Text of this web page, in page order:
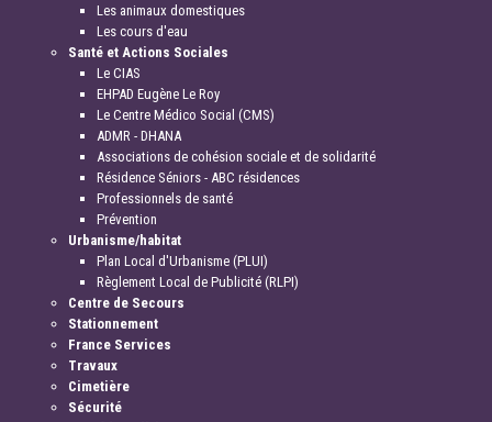
Les animaux domestiques
Les cours d'eau
Santé et Actions Sociales
Le CIAS
EHPAD Eugène Le Roy
Le Centre Médico Social (CMS)
ADMR - DHANA
Associations de cohésion sociale et de solidarité
Résidence Séniors - ABC résidences
Professionnels de santé
Prévention
Urbanisme/habitat
Plan Local d'Urbanisme (PLUI)
Règlement Local de Publicité (RLPI)
Centre de Secours
Stationnement
France Services
Travaux
Cimetière
Sécurité